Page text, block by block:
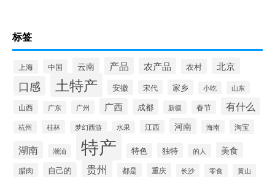
标签
上海 中国 云南 产品 农产品 农村 北京
口感 土特产 安徽 宋代 家乡 小吃 山东
山西 广东 广州 广西 成都 新疆 春节 有什么
杭州 桂林 梦幻西游 水果 江西 河南 海南 淘宝
湖南 潮汕 特产 特色 独特 的人 美食
腊肉 自己的 贵州 都是 重庆 长沙 零食 黄山